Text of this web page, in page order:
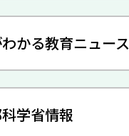
かる教育ニュース
学省情報